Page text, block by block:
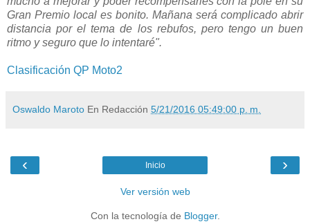
Gran Premio local es bonito. Mañana será complicado abrir
distancia por el tema de los rebufos, pero tengo un buen
ritmo y seguro que lo intentaré".
Clasificación QP Moto2
Oswaldo Maroto En Redacción 5/21/2016 05:49:00 p. m.
‹ ›
Inicio
Ver versión web
Con la tecnología de Blogger.